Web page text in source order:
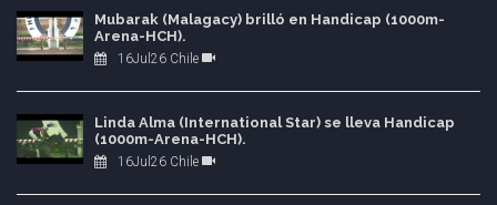
Mubarak (Malagacy) brilló en Handicap (1000m-
Arena-HCH).
16Jul26 Chile
Linda Alma (International Star) se lleva Handicap
(1000m-Arena-HCH).
16Jul26 Chile